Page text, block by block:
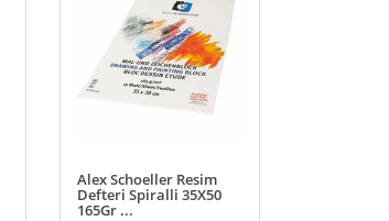
Alex Schoeller Resim
Defteri Spiralli 35X50
165Gr ...